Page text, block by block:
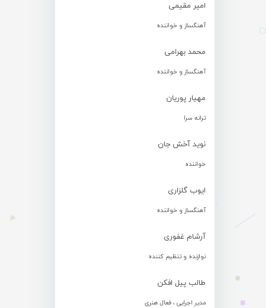
امیر مقیمی
آهنگساز و خواننده
محمد بهرامی
آهنگساز و خواننده
مهیار پوریان
ترانه سرا
نوید آخش جان
خواننده
ایوب گلزاری
آهنگساز و خواننده
آرشام غفوری
نوازنده و تنظیم کننده
طالب پیل افکن
مدیر اجرایی ، فعال هنری